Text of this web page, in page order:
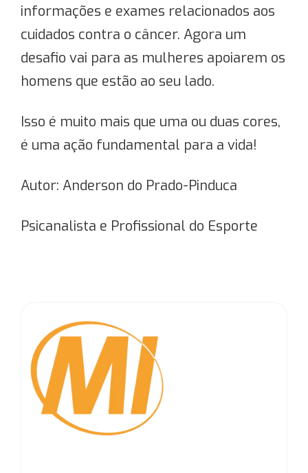
informações e exames relacionados aos
cuidados contra o câncer. Agora um
desafio vai para as mulheres apoiarem os
homens que estão ao seu lado.
Isso é muito mais que uma ou duas cores,
é uma ação fundamental para a vida!
Autor: Anderson do Prado-Pinduca
Psicanalista e Profissional do Esporte